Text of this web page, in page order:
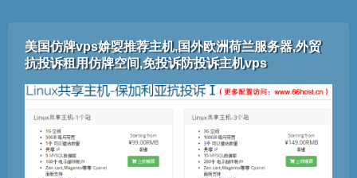
​美国仿牌vps媕娿推荐主机,国外欧洲荷兰服务器,外贸
抗投诉租用仿牌空间,免投诉防投诉主机vps